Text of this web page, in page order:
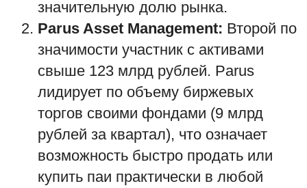
значительную долю рынка.
Parus Asset Management: Второй по
значимости участник с активами
свыше 123 млрд рублей. Parus
лидирует по объему биржевых
торгов своими фондами (9 млрд
рублей за квартал), что означает
возможность быстро продать или
купить паи практически в любой